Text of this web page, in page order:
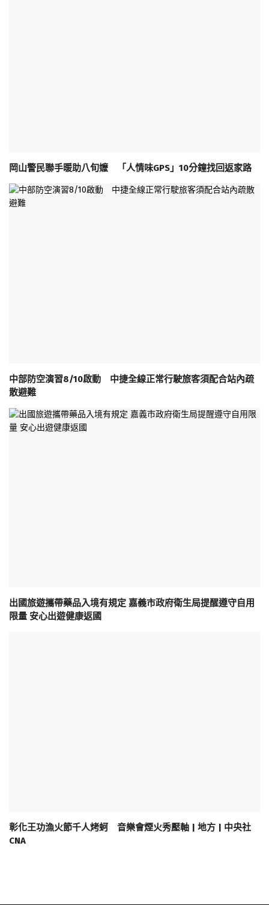
岡山警民聯手暖助八旬嬤 「人情味GPS」10分鐘找回返家路
中部防空演習8/10啟動 中捷全線正常行駛旅客須配合站內疏
散避難
出國旅遊攜帶藥品入境有規定 嘉義市政府衛生局提醒遵守自用
限量 安心出遊健康返國
彰化王功漁火節千人烤蚵 音樂會煙火秀壓軸 | 地方 | 中央社
CNA